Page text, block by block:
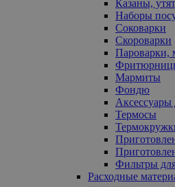
Казаны,
Наборы
Соковарки
Скороварки
Пароварки,
Мармиты
Фондю
Аксессуары
Термосы
Фильтры
Расходные